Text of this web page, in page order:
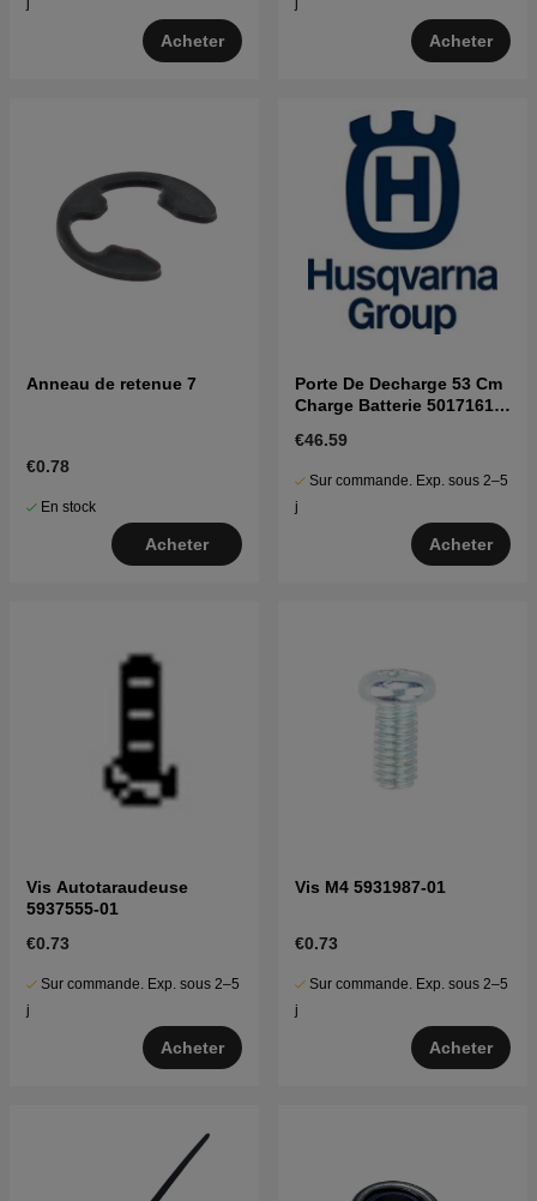
Acheter Acheter
Anneau de retenue 7
€0.78
En stock
Acheter
Porte De Decharge 53 Cm
Charge Batterie 5017161-
€46.59
Sur commande. Exp. sous 2–5
j
Acheter
Vis Autotaraudeuse
5937555-01
€0.73
Sur commande. Exp. sous 2–5
j
Acheter
Vis M4 5931987-01
€0.73
Sur commande. Exp. sous 2–5
j
Acheter